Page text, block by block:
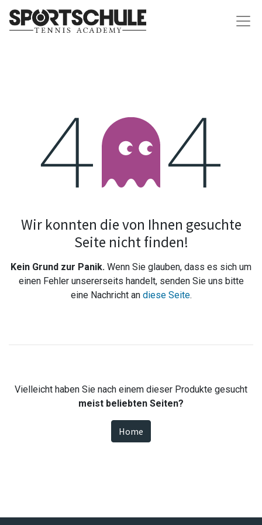
Fehler 404
Wir konnten die von Ihnen gesuchte
Seite nicht finden!
Kein Grund zur Panik. Wenn Sie glauben, dass es sich um
einen Fehler unsererseits handelt, senden Sie uns bitte
eine Nachricht an diese Seite.
Vielleicht haben Sie nach einem dieser Produkte gesucht
meist beliebten Seiten?
Home